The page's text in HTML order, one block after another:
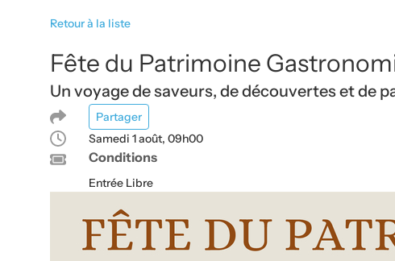
Retour à la liste
Fête du Patrimoine
Un voyage de saveurs, de découvertes et de
Partager
Samedi 1 août, 09h00
Conditions
Entrée Libre